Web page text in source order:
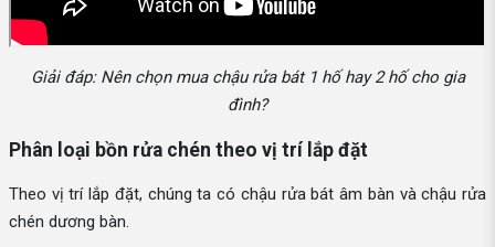
Giải đáp: Nên chọn mua chậu rửa bát 1 hố hay 2 hố cho gia
đình?
Phân loại bồn rửa chén theo vị trí lắp đặt
Theo vị trí lắp đặt, chúng ta có chậu rửa bát âm bàn và chậu rửa
chén dương bàn.